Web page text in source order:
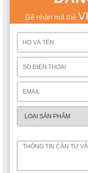
Giường ngủ còn được
chắn, có chiều cao
cân đối với kích
thông thoáng, dễ vệ sinh.
Để nhận mã thẻ